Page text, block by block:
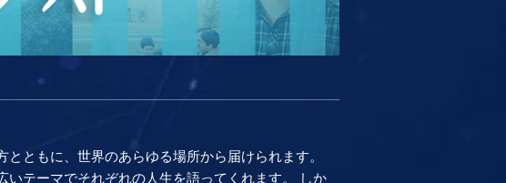
ともに、世界のあらゆる場所から届けられます。
テーマでそれぞれの人生を語ってくれます。 しか